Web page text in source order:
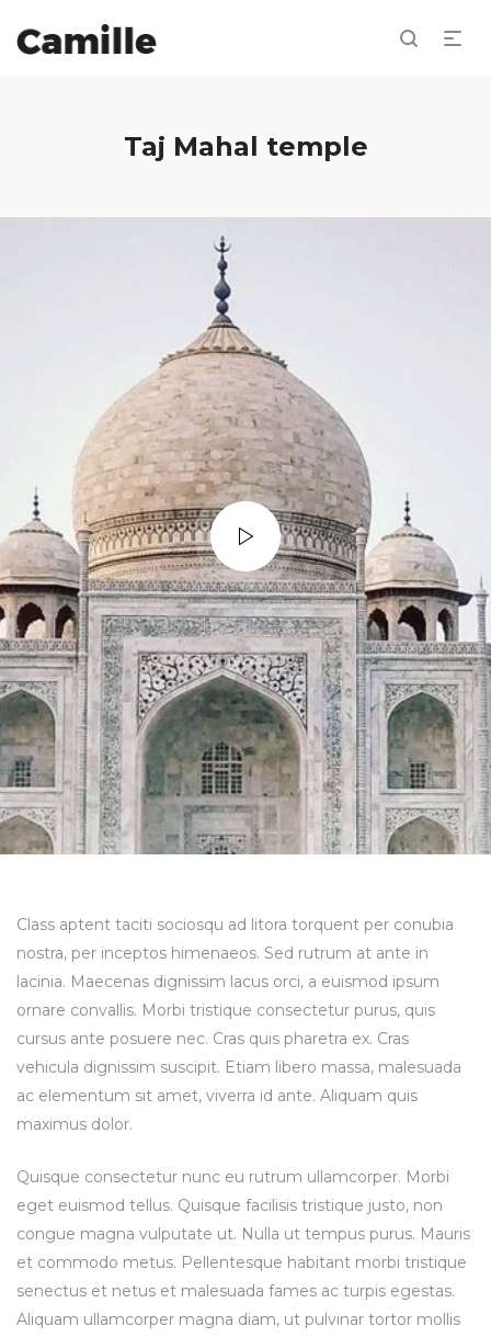
Taj Mahal temple
Class aptent taciti sociosqu ad litora torquent per conubia
nostra, per inceptos himenaeos. Sed rutrum at ante in
lacinia. Maecenas dignissim lacus orci, a euismod ipsum
ornare convallis. Morbi tristique consectetur purus, quis
cursus ante posuere nec. Cras quis pharetra ex. Cras
vehicula dignissim suscipit. Etiam libero massa, malesuada
ac elementum sit amet, viverra id ante. Aliquam quis
maximus dolor.
Quisque consectetur nunc eu rutrum ullamcorper. Morbi
eget euismod tellus. Quisque facilisis tristique justo, non
congue magna vulputate ut. Nulla ut tempus purus. Mauris
et commodo metus. Pellentesque habitant morbi tristique
senectus et netus et malesuada fames ac turpis egestas.
Aliquam ullamcorper magna diam, ut pulvinar tortor mollis